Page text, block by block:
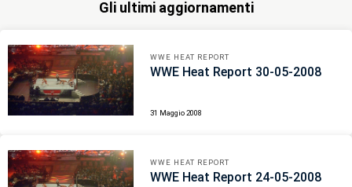
Gli ultimi aggiornamenti
WWE HEAT REPORT
WWE Heat Report 30-05-2008
31 Maggio 2008
WWE HEAT REPORT
WWE Heat Report 24-05-2008